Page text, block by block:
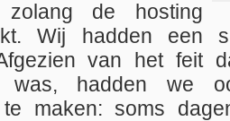
zolang de hosting
Wij hadden een
van het feit
was, hadden we
te maken: soms